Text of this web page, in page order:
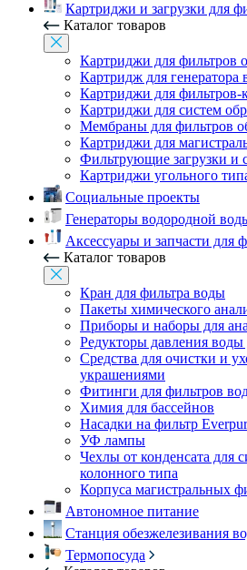
Картриджи и загрузки для
Каталог товаров
Картриджи для фильтров
Картридж для генератора
Картриджи для
Картриджи для систем
Мембраны для фильтров
Картриджи для
Фильтрующие загрузки и
Картриджи угольного
Социальные проекты
Генераторы водородной
Аксессуары и запчасти для
Каталог товаров
Кран для фильтра воды
Пакеты химического
Приборы и наборы для
Редукторы давления воды
Средства для очистки и
украшениями
Фитинги для фильтров
Химия для бассейнов
Насадки на фильтр
УФ лампы
Чехлы от конденсата для
колонного типа
Корпуса магистральных
Автономное питание
Станция обезжелезивания
Термопосуда